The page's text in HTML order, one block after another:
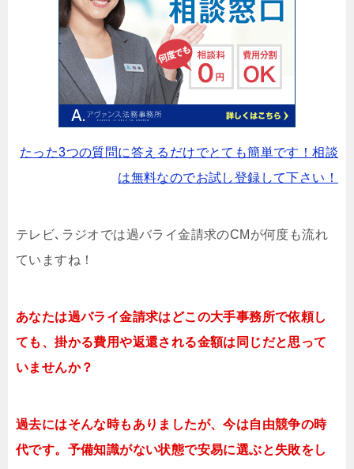
たった3つの質問に答えるだけでとても簡単です！相談
は無料なのでお試し登録して下さい！
テレビ､ラジオでは過バライ金請求のCMが何度も流れ
ていますね！
あなたは過バライ金請求はどこの大手事務所で依頼し
ても、掛かる費用や返還される金額は同じだと思って
いませんか？
過去にはそんな時もありましたが、今は自由競争の時
代です。予備知識がない状態で安易に選ぶと失敗をし